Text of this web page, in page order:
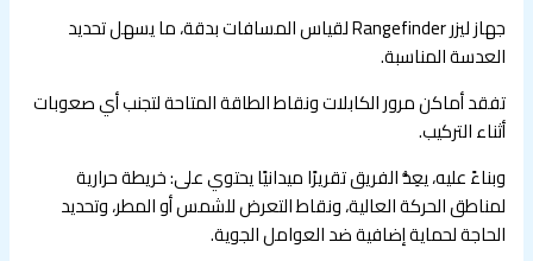
جهاز ليزر Rangefinder لقياس المسافات بدقة، ما يسهل تحديد
العدسة المناسبة.
تفقد أماكن مرور الكابلات ونقاط الطاقة المتاحة لتجنب أي صعوبات
أثناء التركيب.
وبناءً عليه، يعِدُّ الفريق تقريرًا ميدانيًا يحتوي على: خريطة حرارية
لمناطق الحركة العالية، ونقاط التعرض للشمس أو المطر، وتحديد
الحاجة لحماية إضافية ضد العوامل الجوية.